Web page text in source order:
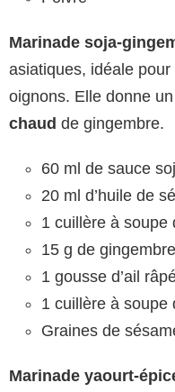
Marinade soja-
asiatiques, idéale
oignons. Elle donne
chaud de gingembre.
60 ml de sauce
20 ml d’huile de
1 cuillère à soupe
15 g de
1 gousse d’ail
1 cuillère à soupe
Graines de
Marinade yaourt-